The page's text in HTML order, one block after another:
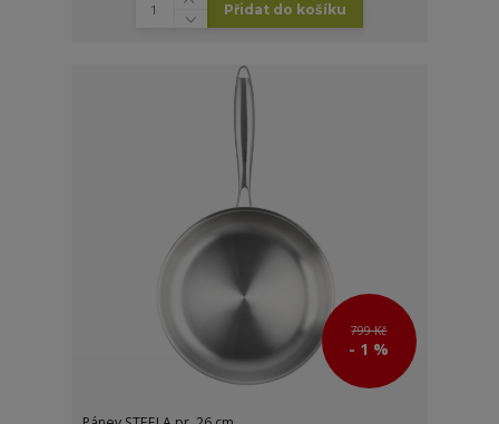
Přidat do košíku
799 Kč
- 1 %